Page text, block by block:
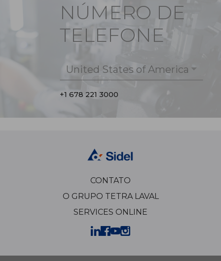
NÚMERO DE
TELEFONE
United States of America
+1 678 221 3000
CONTATO
O GRUPO TETRA LAVAL
SERVICES ONLINE